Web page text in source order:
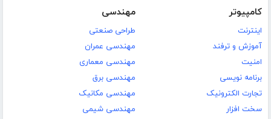
کامپیوتر
اینترنت
آموزش و ترفند
امنیت
برنامه نویسی
تجارت الکترونیک
سخت افزار
مهندسی
طراحی صنعتی
مهندسی عمران
مهندسی معماری
مهندسی برق
مهندسی مکانیک
مهندسی شیمی